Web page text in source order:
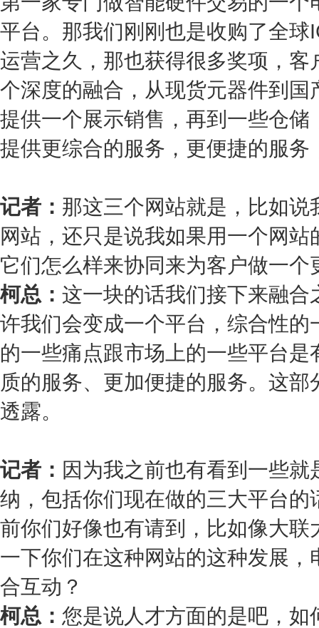
平台。那我们刚刚也是收购了全
运营之久，那也获得很多奖项，
个深度的融合，从现货元器件到
提供一个展示销售，再到一些仓
提供更综合的服务，更便捷的服
记者： 那这三个网站就是，比如
网站，还只是说我如果用一个网
它们怎么样来协同来为客户做一个
柯总： 这一块的话我们接下来融
许我们会变成一个平台，综合性
的一些痛点跟市场上的一些平台
质的服务、更加便捷的服务。这
透露。
记者： 因为我之前也有看到一些
纳，包括你们现在做的三大平台
前你们好像也有请到，比如像大
一下你们在这种网站的这种发展
合互动？
柯总： 您是说人才方面的是吧，如